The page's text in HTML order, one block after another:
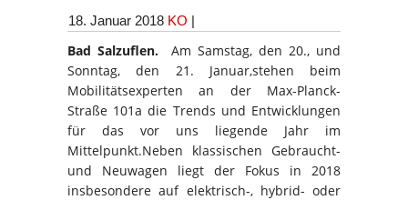
18. Januar 2018 KO |
Bad Salzuflen. Am Samstag, den 20., und
Sonntag, den 21. Januar,stehen beim
Mobilitätsexperten an der Max-Planck-
Straße 101a die Trends und Entwicklungen
für das vor uns liegende Jahr im
Mittelpunkt.Neben klassischen Gebraucht-
und Neuwagen liegt der Fokus in 2018
insbesondere auf elektrisch-, hybrid- oder